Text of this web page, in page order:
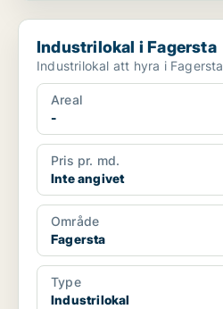
Industrilokal i Fagersta
Industrilokal i Fagersta
Industrilokal att hyra i Fagersta
Areal
-
Pris pr. md.
Inte angivet
Område
Fagersta
Type
Industrilokal